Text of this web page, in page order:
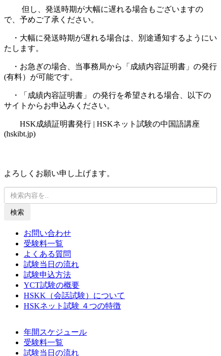
但し、発送時期が大幅に遅れる場合もございますの
で、予めご了承ください。
・大幅に発送時期が遅れる場合は、別途通知するようにい
たします。
・お急ぎの場合、当事務局から「成績内容証明書」の発行
(有料）が可能です。
・「成績内容証明書」 の発行を希望される場合、以下の
サイトからお申込みください。
HSK成績証明書発行 | HSKネット試験の中国語講座
(hskibt.jp)
よろしくお願い申し上げます。
検索
お問い合わせ
受験料一覧
よくある質問
試験当日の流れ
試験申込方法
YCT試験の概要
HSKK（会話試験）について
HSKネット試験 ４つの特徴
年間スケジュール
受験料一覧
試験当日の流れ